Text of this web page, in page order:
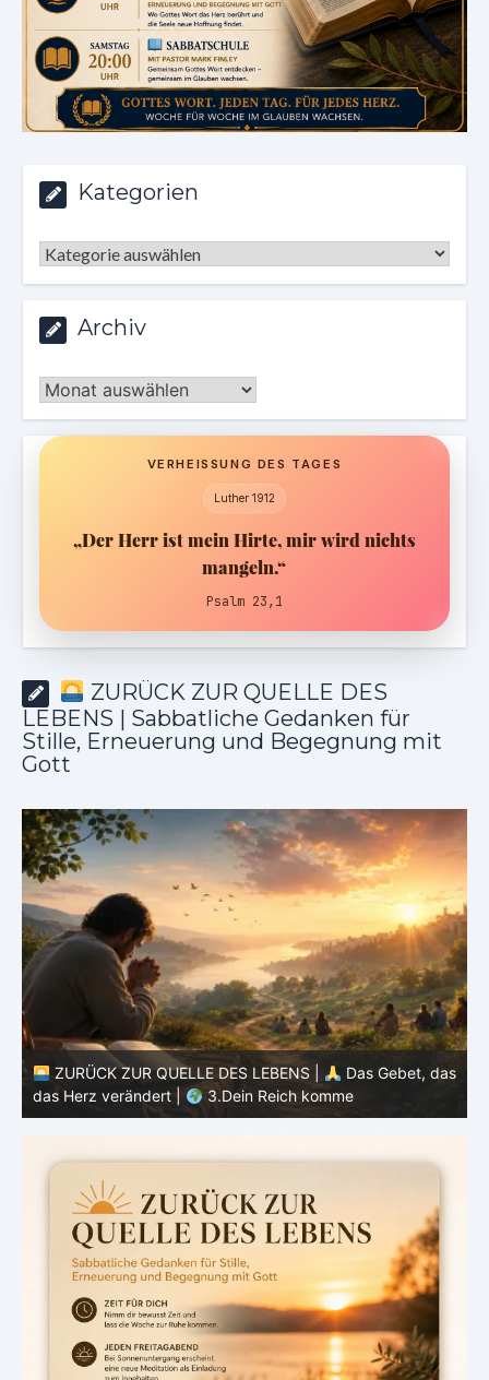
Kategorien
Kategorien
Archiv
Archiv
VERHEISSUNG DES TAGES
Luther 1912
„Der Herr ist mein Hirte, mir wird nichts
mangeln.“
Psalm 23,1
ZURÜCK ZUR QUELLE DES
LEBENS | Sabbatliche Gedanken für
Stille, Erneuerung und Begegnung mit
Gott
Das Gebet, das
ZURÜCK ZUR QUELLE DES LEBENS |
das Herz verändert |
2.Geheiligt werde